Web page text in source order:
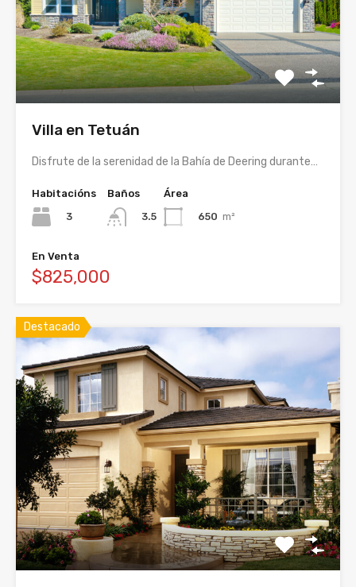
Villa en Tetuán
Disfrute de la serenidad de la Bahía de Deering durante…
Habitacións
3
Baños
3.5
Área
650 m²
En Venta
$825,000
Destacado